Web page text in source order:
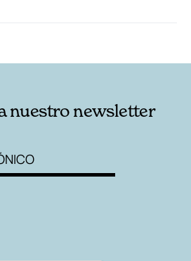
nuestro newsletter